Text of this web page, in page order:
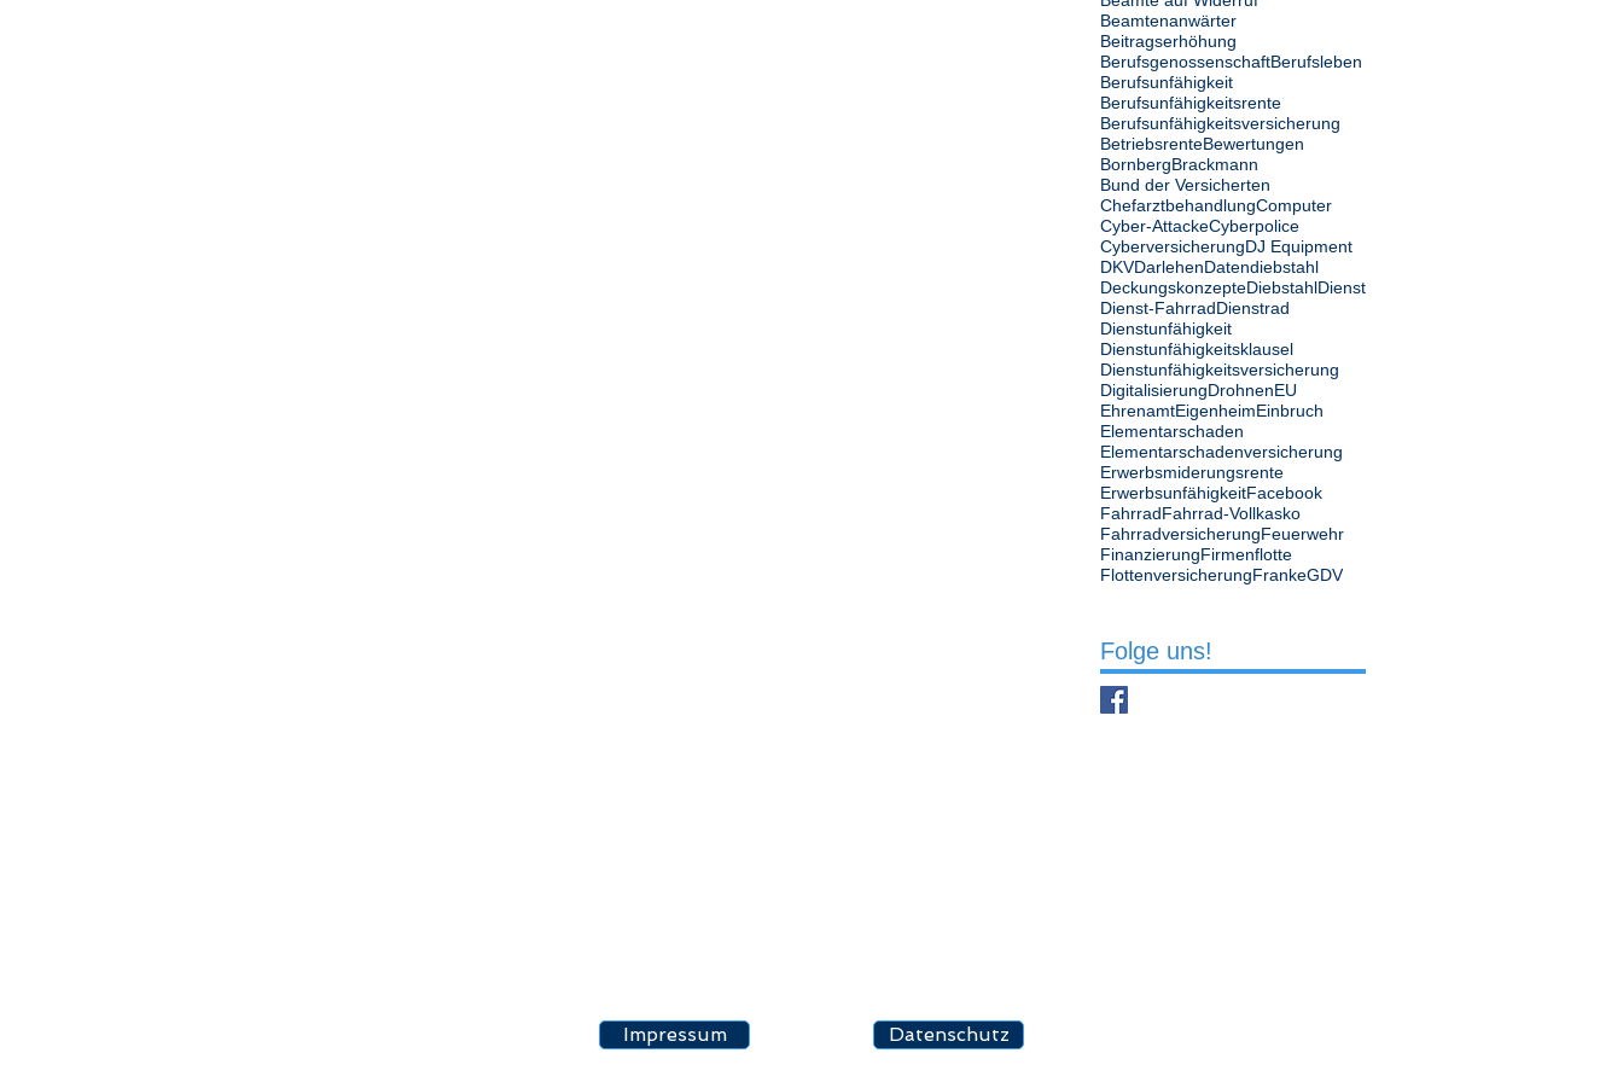
Beamtenanwärter
Beitragserhöhung
BerufsgenossenschaftBerufsleben
Berufsunfähigkeit
Berufsunfähigkeitsrente
Berufsunfähigkeitsversicherung
BetriebsrenteBewertungen
BornbergBrackmann
Bund der Versicherten
ChefarztbehandlungComputer
Cyber-AttackeCyberpolice
CyberversicherungDJ Equipment
DKVDarlehenDatendiebstahl
DeckungskonzepteDiebstahlDienst
Dienst-FahrradDienstrad
Dienstunfähigkeit
Dienstunfähigkeitsklausel
Dienstunfähigkeitsversicherung
DigitalisierungDrohnenEU
EhrenamtEigenheimEinbruch
Elementarschaden
Elementarschadenversicherung
Erwerbsmiderungsrente
ErwerbsunfähigkeitFacebook
FahrradFahrrad-Vollkasko
FahrradversicherungFeuerwehr
FinanzierungFirmenflotte
FlottenversicherungFrankeGDV
Folge uns!
Impressum Datenschutz